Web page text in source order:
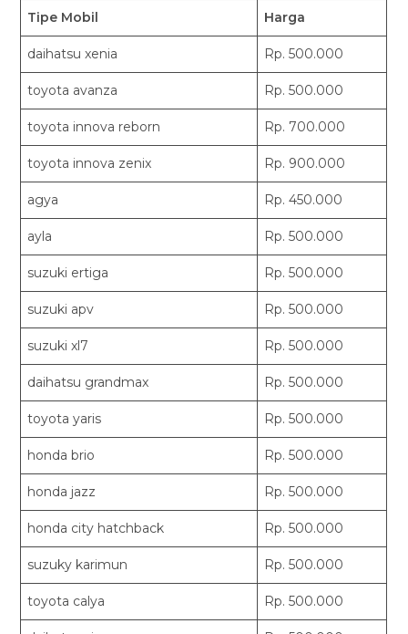
Tipe Mobil Harga
daihatsu xenia Rp. 500.000
toyota avanza Rp. 500.000
toyota innova reborn Rp. 700.000
toyota innova zenix Rp. 900.000
agya Rp. 450.000
ayla Rp. 500.000
suzuki ertiga Rp. 500.000
suzuki apv Rp. 500.000
suzuki xl7 Rp. 500.000
daihatsu grandmax Rp. 500.000
toyota yaris Rp. 500.000
honda brio Rp. 500.000
honda jazz Rp. 500.000
honda city hatchback Rp. 500.000
suzuky karimun Rp. 500.000
toyota calya Rp. 500.000